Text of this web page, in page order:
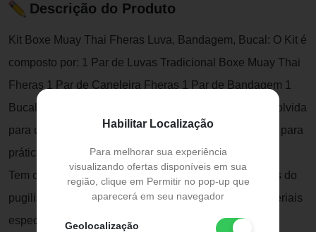
Habilitar Localização
Para melhorar sua experiência
visualizando ofertas disponíveis em sua
região, clique em Permitir no pop-up que
aparecerá em seu navegador
Geolocalização
Descrição do Produto
Kit Boxe Muay Thai Fheras Luva, Bandagem, Bucal: O Kit é
composto por: 1 Par de Luvas Tradicional Boxe Muay Thai
Fheras 1 Par de Caneleira Fheras 1 Par de Bandagem 1
Bucal com caixinha Luva de boxe Fheras: Foi desenvolvida
para uso em competições e treinamentos e é indicada para
prática de boxe, muay thai, entre outros.
Tem como principal função proteger as mãos e punhos do
pugilista do impacto dos golpes.É produzida com materiais
específicos para garantir desempenho e durabilidade,